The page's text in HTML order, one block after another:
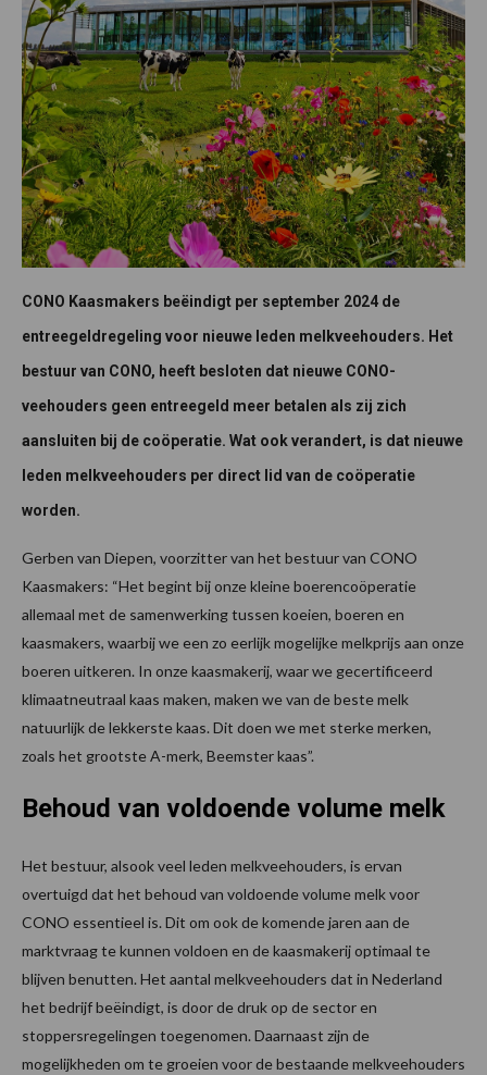
CONO Kaasmakers beëindigt per september 2024 de
entreegeldregeling voor nieuwe leden melkveehouders. Het
bestuur van CONO, heeft besloten dat nieuwe CONO-
veehouders geen entreegeld meer betalen als zij zich
aansluiten bij de coöperatie. Wat ook verandert, is dat nieuwe
leden melkveehouders per direct lid van de coöperatie
worden.
Gerben van Diepen, voorzitter van het bestuur van CONO
Kaasmakers: “Het begint bij onze kleine boerencoöperatie
allemaal met de samenwerking tussen koeien, boeren en
kaasmakers, waarbij we een zo eerlijk mogelijke melkprijs aan onze
boeren uitkeren. In onze kaasmakerij, waar we gecertificeerd
klimaatneutraal kaas maken, maken we van de beste melk
natuurlijk de lekkerste kaas. Dit doen we met sterke merken,
zoals het grootste A-merk, Beemster kaas”.
Behoud van voldoende volume melk
Het bestuur, alsook veel leden melkveehouders, is ervan
overtuigd dat het behoud van voldoende volume melk voor
CONO essentieel is. Dit om ook de komende jaren aan de
marktvraag te kunnen voldoen en de kaasmakerij optimaal te
blijven benutten. Het aantal melkveehouders dat in Nederland
het bedrijf beëindigt, is door de druk op de sector en
stoppersregelingen toegenomen. Daarnaast zijn de
mogelijkheden om te groeien voor de bestaande melkveehouders